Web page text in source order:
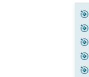
🎯
🎯
🎯
🎯
🎯